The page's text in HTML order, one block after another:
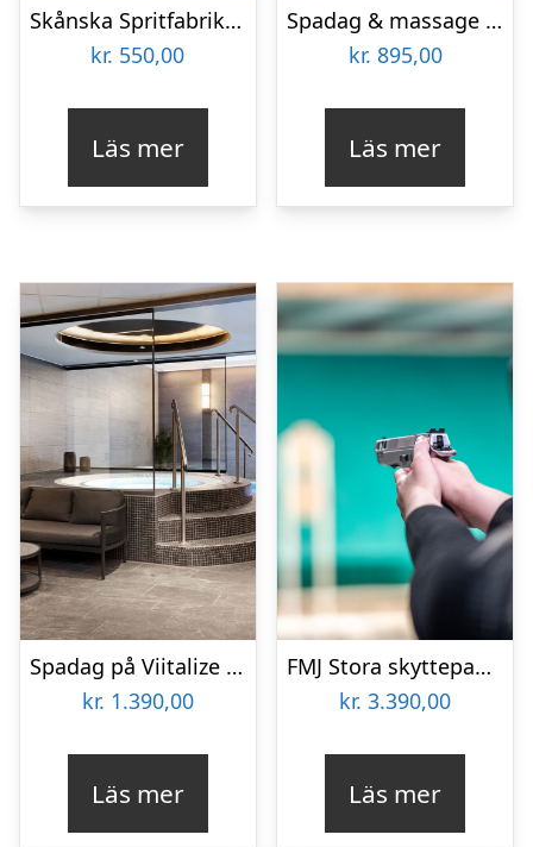
Skånska Spritfabriken Ginprovning
kr. 550,00
Läs mer
Spadag & massage Elements Spa
kr. 895,00
Läs mer
Spadag på Viitalize Spa för två
kr. 1.390,00
Läs mer
FMJ Stora skyttepaketet för två
kr. 3.390,00
Läs mer